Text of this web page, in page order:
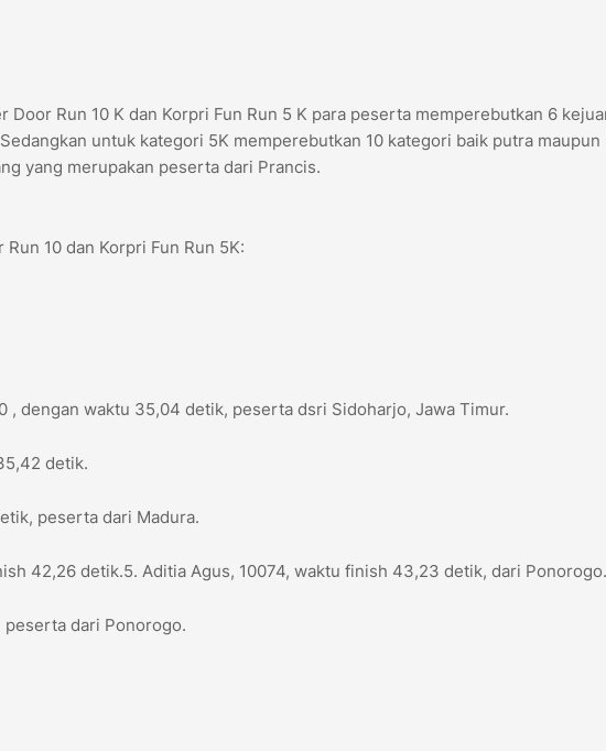
Door Run 10 K dan Korpri Fun Run 5 K para peserta memperebutkan 6
untuk kategori 5K memperebutkan 10 kategori baik putra
yang merupakan peserta dari Prancis.
10 dan Korpri Fun Run 5K:
, dengan waktu 35,04 detik, peserta dsri Sidoharjo, Jawa Timur.
detik.
peserta dari Madura.
42,26 detik.5. Aditia Agus, 10074, waktu finish 43,23 detik, dari Ponorogo.
peserta dari Ponorogo.